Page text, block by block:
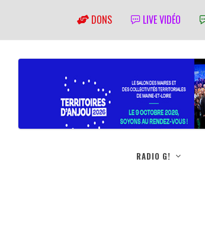
DONS LIVE VIDÉO
RADIO G!